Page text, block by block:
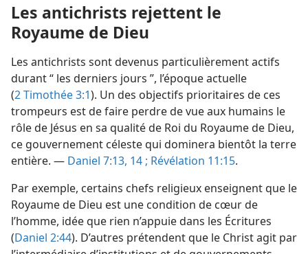
Les antichrists rejettent le
Royaume de Dieu
Les antichrists sont devenus particulièrement actifs
durant “ les derniers jours ”, l’époque actuelle
(2 Timothée 3:1). Un des objectifs prioritaires de ces
trompeurs est de faire perdre de vue aux humains le
rôle de Jésus en sa qualité de Roi du Royaume de Dieu,
ce gouvernement céleste qui dominera bientôt la terre
entière. — Daniel 7:13, 14 ; Révélation 11:15.
Par exemple, certains chefs religieux enseignent que le
Royaume de Dieu est une condition de cœur de
l’homme, idée que rien n’appuie dans les Écritures
(Daniel 2:44). D’autres prétendent que le Christ agit par